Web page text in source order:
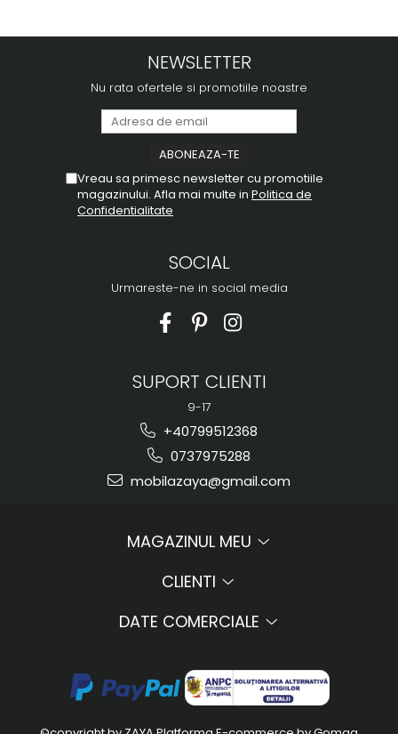
NEWSLETTER
Nu rata ofertele si promotiile noastre
Vreau sa primesc newsletter cu promotiile
magazinului. Afla mai multe in Politica de
Confidentialitate
SOCIAL
Urmareste-ne in social media
SUPORT CLIENTI
9-17
+40799512368
0737975288
mobilazaya@gmail.com
MAGAZINUL MEU
CLIENTI
DATE COMERCIALE